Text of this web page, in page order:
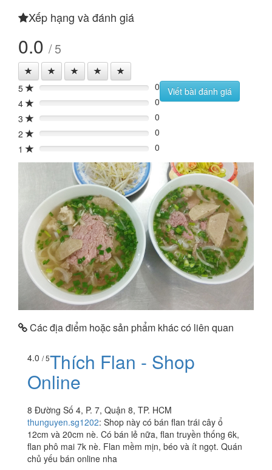
Xếp hạng và đánh giá
0.0 / 5
5 0%
0
4
0%
0
3
0%
0
2
0%
0
1
0% 0
Viết bài đánh giá
Các địa điểm hoặc sản phẩm khác có liên quan
4.0 / 5Thích Flan - Shop
Online
8 Đường Số 4, P. 7, Quận 8, TP. HCM
thunguyen.sg1202: Shop này có bán flan trái cây ổ
12cm và 20cm nè. Có bán lẻ nữa, flan truyền thống 6k,
flan phô mai 7k nè. Flan mềm mịn, béo và ít ngọt. Quán
chủ yếu bán online nha